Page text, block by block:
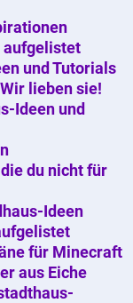
aufgelistet
und Tutorials
lieben sie!
Ideen und
du nicht für
Ideen
für Minecraft
aus Eiche